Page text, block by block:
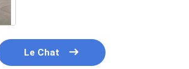
Le Chat